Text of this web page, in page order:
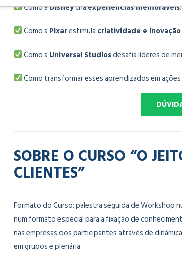
Como aDisneycriaexperiências memoráveis;
Como a Pixarestimula criatividade e inovação
Como a Universal Studiosdesafia líderes de
Como transformar esses aprendizados em
SOBRE O CURSO “O
CLIENTES”
Formato do Curso: palestra seguida de Workshop
num formato especial para a fixação de
nas empresas dos participantes através de
em grupos e plenária.